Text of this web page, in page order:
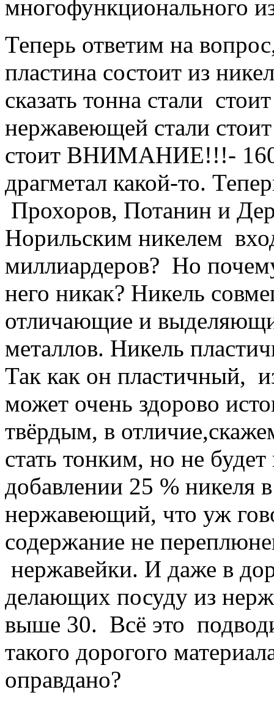
многофункционального
Теперь ответим на
пластина состоит из
сказать тонна стали
нержавеющей стали
стоит ВНИМАНИЕ!!!-
драгметал какой-то.
Прохоров, Потанин и
Норильским никелем
миллиардеров? Но
него никак? Никель
отличающие и
металлов. Никель
Так как он пластичный,
может очень здорово
твёрдым, в
стать тонким, но не
добавлении 25 % никеля
нержавеющий, что уж
содержание не
нержавейки. И даже в
делающих посуду из
выше 30. Всё это
такого дорогого
оправдано?